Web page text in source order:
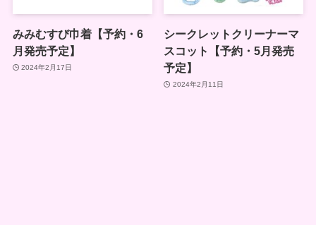
みみむすび巾着【予約・6
月発売予定】
2024年2月17日
シークレットクリーナーマ
スコット【予約・5月発売
予定】
2024年2月11日